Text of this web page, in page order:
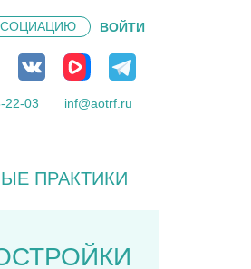
ВОЙТИ
22-03 inf@aotrf.ru
ПРАКТИКИ